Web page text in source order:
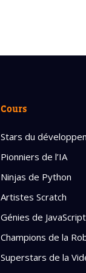
Cours
Stars du
Pionniers de l’IA
Ninjas de Python
Artistes Scratch
Génies de JavaScript
Champions de la
Superstars de la